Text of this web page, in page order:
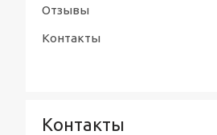
Отзывы
Контакты
Контакты